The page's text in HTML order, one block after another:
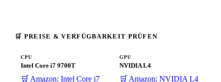
🛒 PREISE & VERFÜGBARKEIT PRÜFEN
CPU
Intel Core i7 9700T
🛒 Amazon: Intel Core i7
GPU
NVIDIA L4
🛒 Amazon: NVIDIA L4